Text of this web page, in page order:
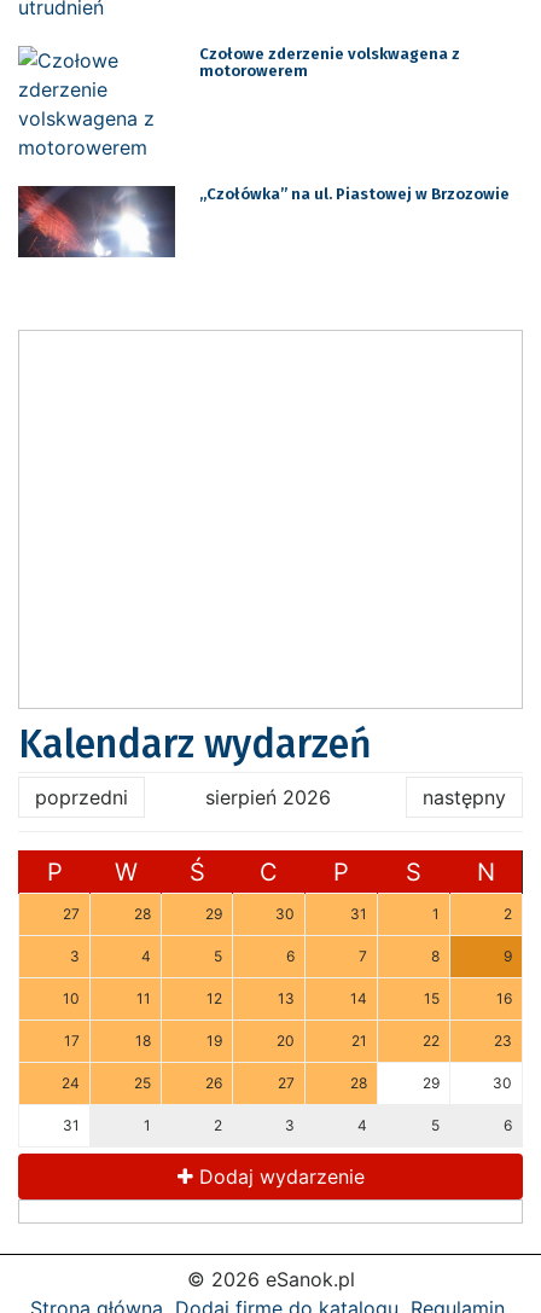
Czołowe zderzenie volskwagena z
motorowerem
„Czołówka” na ul. Piastowej w Brzozowie
Kalendarz wydarzeń
poprzedni sierpień 2026 następny
P W Ś C P S N
27 28 29 30 31 1 2
3 4 5 6 7 8 9
10 11 12 13 14 15 16
17 18 19 20 21 22 23
24 25 26 27 28 29 30
31 1 2 3 4 5 6
Dodaj wydarzenie
© 2026 eSanok.pl
Strona główna Dodaj firmę do katalogu Regulamin